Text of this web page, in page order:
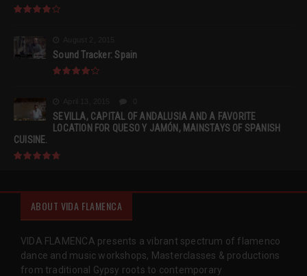
Sound Tracker: Spain
SEVILLA, CAPITAL OF ANDALUSIA AND A FAVORITE
LOCATION FOR QUESO Y JAMÓN, MAINSTAYS OF SPANISH
CUISINE.
ABOUT VIDA FLAMENCA
VIDA FLAMENCA presents a vibrant spectrum of flamenco
dance and music workshops, Masterclasses & productions
from traditional Gypsy roots to contemporary